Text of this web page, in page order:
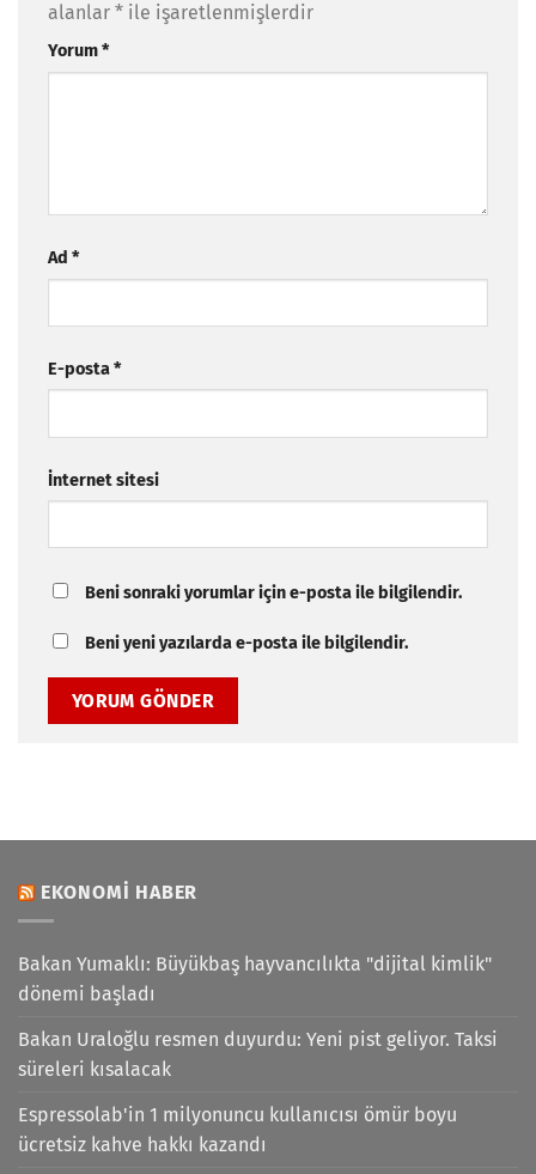
alanlar * ile işaretlenmişlerdir
Yorum*
Ad *
E-posta*
İnternet sitesi
Beni sonraki yorumlar için e-posta ile bilgilendir.
Beni yeni yazılarda e-posta ile bilgilendir.
EKONOMI HABER
Bakan Yumaklı: Büyükbaş hayvancılıkta "dijital kimlik"
dönemi başladı
Bakan Uraloğlu resmen duyurdu: Yeni pist geliyor. Taksi
süreleri kısalacak
Espressolab'in 1 milyonuncu kullanıcısı ömür boyu
ücretsiz kahve hakkı kazandı